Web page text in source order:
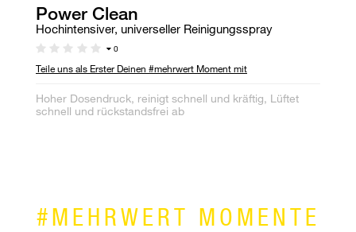
Power Clean
Hochintensiver, universeller Reinigungsspray
0
Teile uns als Erster Deinen #mehrwert Moment mit
Hoher Dosendruck, reinigt schnell und kräftig, Lüftet
schnell und rückstandsfrei ab
#MEHRWERT MOMENTE